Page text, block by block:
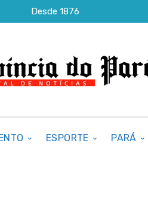
Desde 1876
ESPORTE PARÁ